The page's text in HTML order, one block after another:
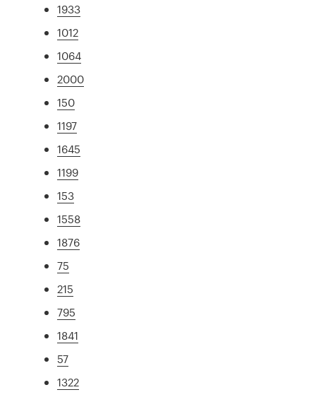
1933
1012
1064
2000
150
1197
1645
1199
153
1558
1876
75
215
795
1841
57
1322